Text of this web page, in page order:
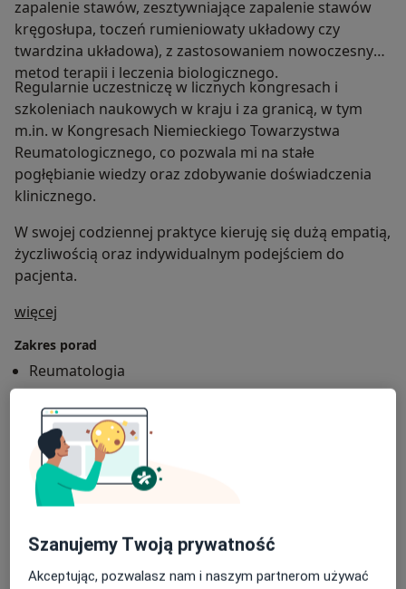
zapalenie stawów, zesztywniające zapalenie stawów
kręgosłupa, toczeń rumieniowaty układowy czy
twardzina układowa), z zastosowaniem nowoczesnych
metod terapii i leczenia biologicznego.
Regularnie uczestniczę w licznych kongresach i
szkoleniach naukowych w kraju i za granicą, w tym
m.in. w Kongresach Niemieckiego Towarzystwa
Reumatologicznego, co pozwala mi na stałe
pogłębianie wiedzy oraz zdobywanie doświadczenia
klinicznego.
W swojej codziennej praktyce kieruję się dużą empatią,
życzliwością oraz indywidualnym podejściem do
pacjenta.
więcej
Zakres porad
Reumatologia
Główne obszary pomocy
Choroby reumatologiczne
Reumatoidalne zapalenie stawów
RZS – reumatoidalne zapalenie stawów
Toczeń rumieniowaty układowy
Pacjenci których przyjmuję
Dorośli
Szanujemy Twoją prywatność
Akceptując, pozwalasz nam i naszym partnerom używać